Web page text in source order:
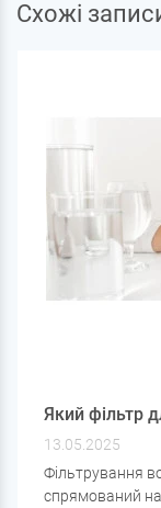
Схожі
Який фільтр
13.05.2025
Фільтрування
спрямований на